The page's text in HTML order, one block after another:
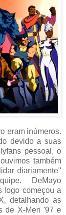
eram inúmeros.
devido a suas
pessoal, o
também
diariamente"
DeMayo
logo começou a
detalhando as
de X-Men '97 e